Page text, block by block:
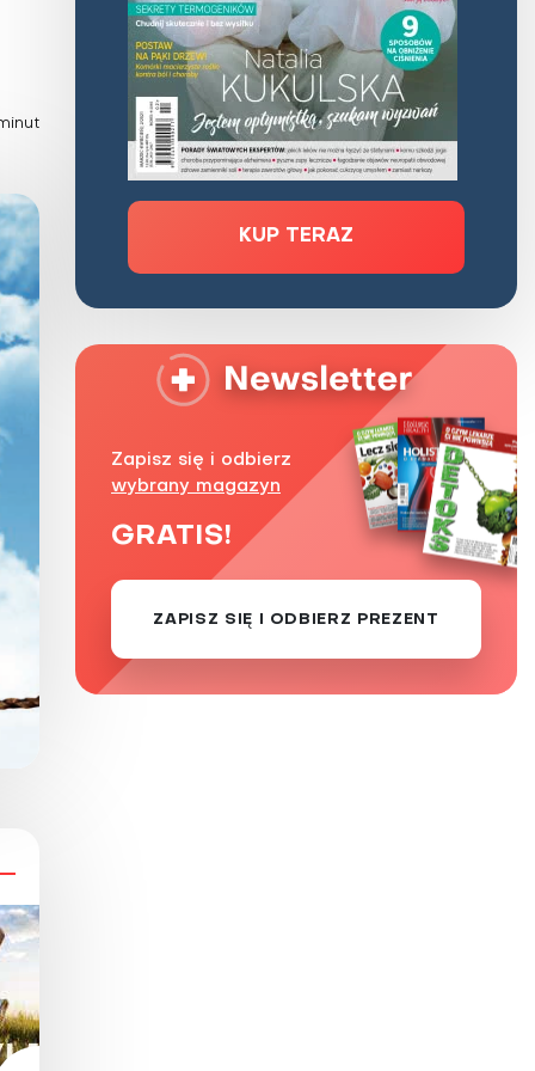
Zaburzenie mikrobioty jelitowej
Choroby od A do Z
KUP TERAZ
Zapisz się i odbierz
wybrany magazyn
GRATIS!
ZAPISZ SIĘ I ODBIERZ PREZENT